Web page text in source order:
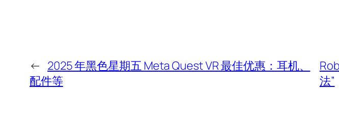
← 2025 年黑色星期五 Meta Quest VR 最佳优惠：耳机、
配件等
法”